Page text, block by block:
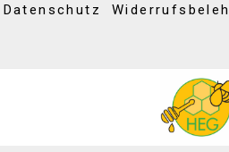
Datenschutz